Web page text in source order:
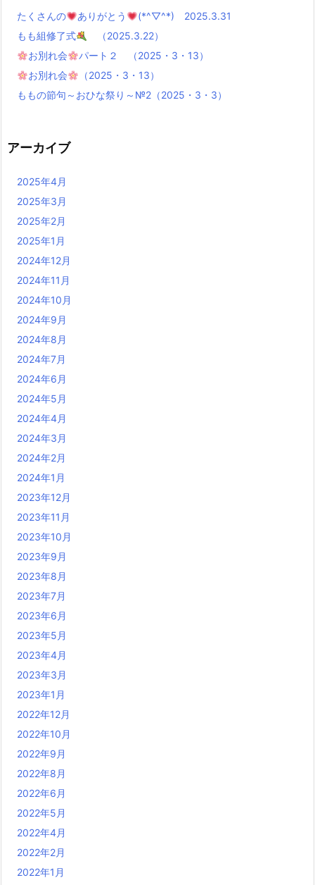
たくさんの ありがとう
(*^▽^*) 2025.3.31
もも組修了式
（2025.3.22）
お別れ会
パート２ （2025・3・13）
お別れ会
（2025・3・13）
ももの節句～おひな祭り～№2（2025・3・3）
アーカイブ
2025年4月
2025年3月
2025年2月
2025年1月
2024年12月
2024年11月
2024年10月
2024年9月
2024年8月
2024年7月
2024年6月
2024年5月
2024年4月
2024年3月
2024年2月
2024年1月
2023年12月
2023年11月
2023年10月
2023年9月
2023年8月
2023年7月
2023年6月
2023年5月
2023年4月
2023年3月
2023年1月
2022年12月
2022年10月
2022年9月
2022年8月
2022年6月
2022年5月
2022年4月
2022年2月
2022年1月